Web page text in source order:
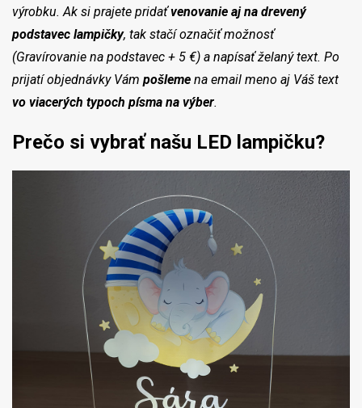
výrobku. Ak si prajete pridaťvenovanie aj na drevený
podstavec lampičky, tak stačí označiť možnosť
(Gravírovanie na podstavec + 5 €) a napísať želaný text. Po
prijatí objednávky Vám pošleme na email meno aj Váš text
vo viacerých typoch písma na výber.
Prečo si vybrať našu LED lampičku?